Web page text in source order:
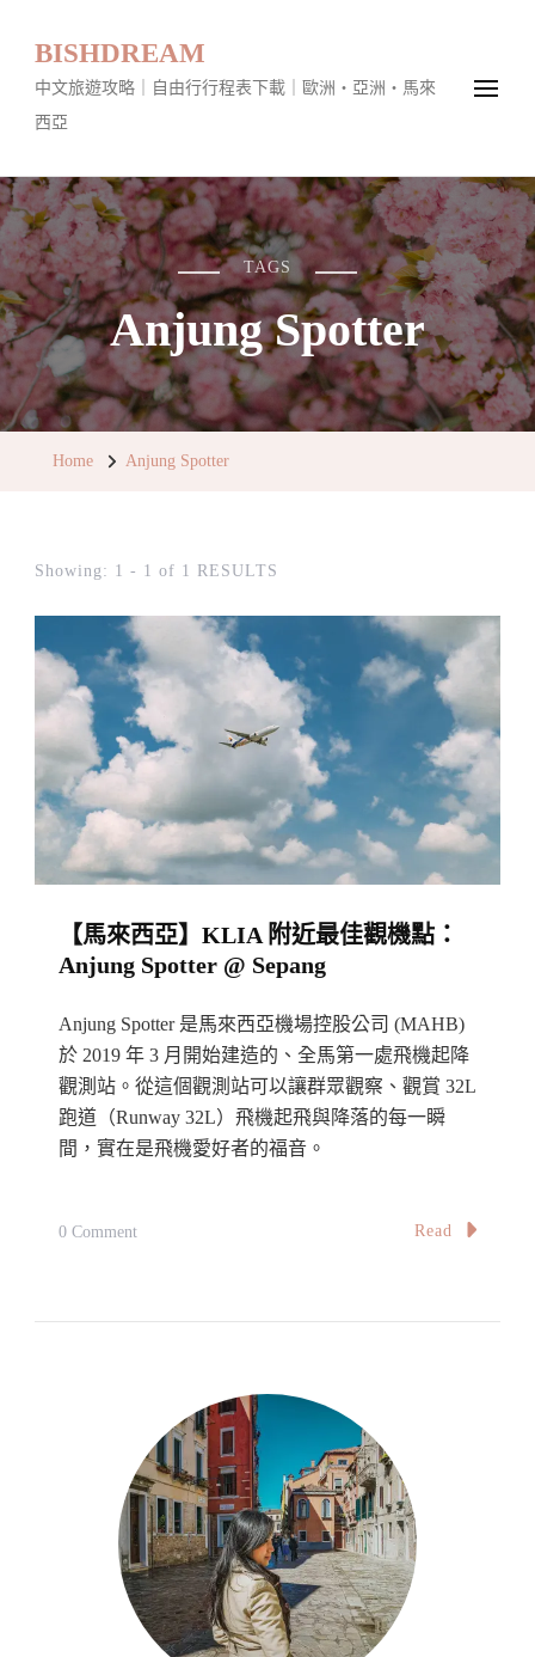
BISHDREAM
中文旅遊攻略｜自由行行程表下載｜歐洲・亞洲・馬來
西亞
TAGS
Anjung Spotter
Home Anjung Spotter
Showing: 1 - 1 of 1 RESULTS
【馬來西亞】KLIA 附近最佳觀機點：
Anjung Spotter @ Sepang
Anjung Spotter 是馬來西亞機場控股公司 (MAHB)
於 2019 年 3 月開始建造的、全馬第一處飛機起降
觀測站。從這個觀測站可以讓群眾觀察、觀賞 32L
跑道（Runway 32L）飛機起飛與降落的每一瞬
間，實在是飛機愛好者的福音。
0 CommentOn
近
最
佳
觀
機
點：
Read